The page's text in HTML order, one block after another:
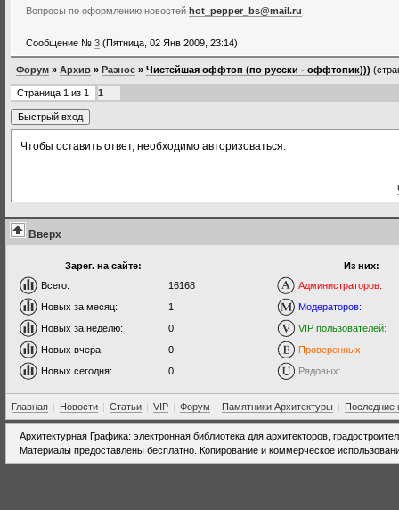
Вопросы по оформлению новостей hot_pepper_bs@mail.ru
Сообщение № 3 (Пятница, 02 Янв 2009, 23:14)
Форум » Архив » Разное » Чистейшая оффтоп (по русски - оффтопик)))
Страница 1 из 1 1
Чтобы оставить ответ, необходимо авторизоваться.
Вверх
Зарег. на сайте:
Всего:
16168
Новых за месяц:
1
Новых за неделю:
0
Новых вчера:
0
Новых сегодня:
0
Из них:
Администраторов:
Модераторов:
VIP пользователей:
Проверенных:
Рядовых:
Главная | Новости | Статьи | VIP | Форум | Памятники Архитектуры | Последние
Архитектурная Графика: электронная библиотека для архитекторов,
Материалы предоставлены бесплатно. Копирование и коммерческое